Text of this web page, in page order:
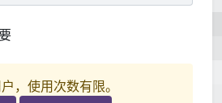
，使用次数有限。